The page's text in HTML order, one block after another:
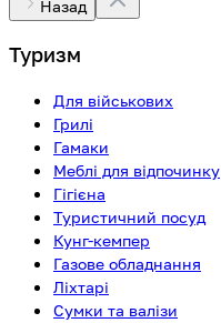
Назад
Туризм
Для військових
Грилі
Гамаки
Меблі для відпочинку
Гігієна
Туристичний посуд
Кунг-кемпер
Газове обладнання
Ліхтарі
Сумки та валізи